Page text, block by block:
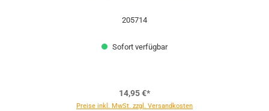
205714
Sofort verfügbar
14,95 €*
Preise inkl. MwSt. zzgl. Versandkosten